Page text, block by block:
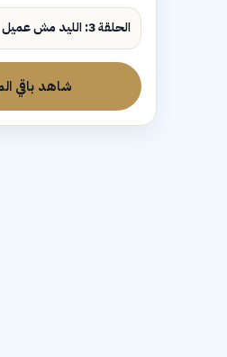
الحلقة 3: الليد مش عميل
شاهد باقي